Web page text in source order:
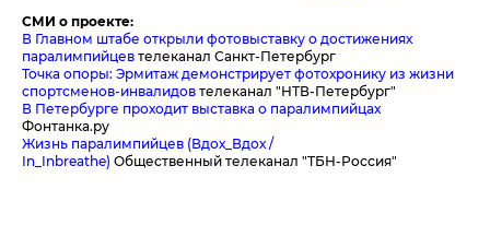
СМИ о проекте:
В Главном штабе открыли фотовыставку о достижениях
паралимпийцевтелеканал Санкт-Петербург
Точка опоры: Эрмитаж демонстрирует фотохронику из жизни
спортсменов-инвалидовтелеканал "НТВ-Петербург"
В Петербурге проходит выставка о паралимпийцах
Фонтанка.ру
Жизнь паралимпийцев (Вдох_Вдох /
In_Inbreathe) Общественный телеканал "ТБН-Россия"